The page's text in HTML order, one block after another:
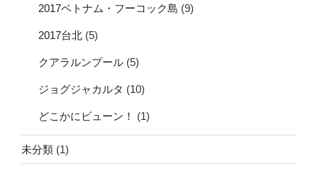
2017ベトナム・フーコック島 (9)
2017台北 (5)
クアラルンプール (5)
ジョグジャカルタ (10)
どこかにビューン！ (1)
未分類 (1)